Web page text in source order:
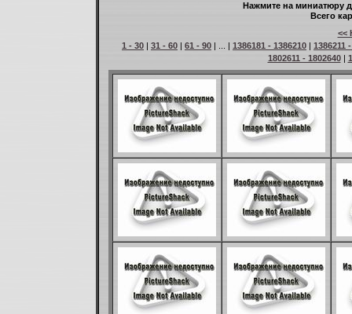
Нажмите на миниатюру
Всего
<<
1 - 30 | 31 - 60 | 61 - 90 | ... | 1386181 - 1386210 | 1386211
1802611 - 1802640|